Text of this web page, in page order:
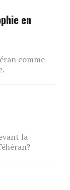
en
comme
la